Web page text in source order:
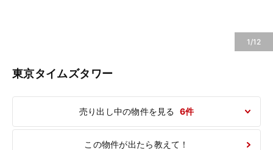
1/12
東京タイムズタワー
売り出し中の物件を見る 6件
この物件が出たら教えて！